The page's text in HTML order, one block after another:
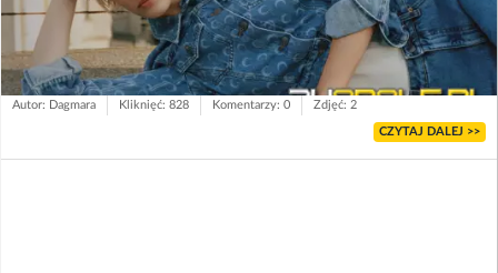
Autor: Dagmara Kliknięć: 828 Komentarzy: 0 Zdjęć: 2
CZYTAJ DALEJ >>